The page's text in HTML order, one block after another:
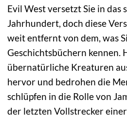
Evil West versetzt Sie in das
Jahrhundert, doch diese
weit entfernt von dem, was
Geschichtsbüchern kennen.
übernatürliche Kreaturen
hervor und bedrohen die
schlüpfen in die Rolle von
der letzten Vollstrecker